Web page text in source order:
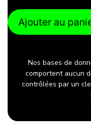
Ajouter au
Nos bases de
comportent aucun
contrôlées par un